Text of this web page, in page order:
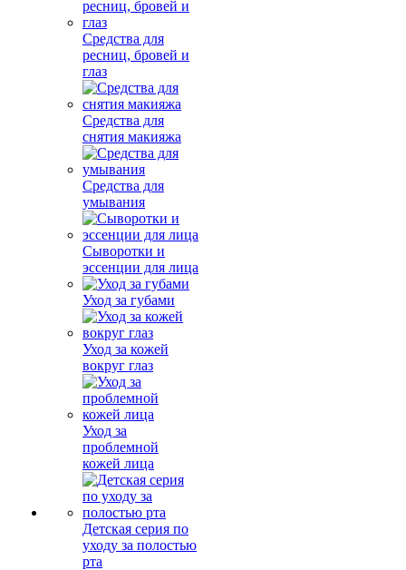
Средства для
ресниц, бровей и
глаз
Средства для
снятия макияжа
Средства для
умывания
Сыворотки и
эссенции для лица
Уход за губами
Уход за кожей
вокруг глаз
Уход за
проблемной
кожей лица
Детская серия по
уходу за полостью
рта